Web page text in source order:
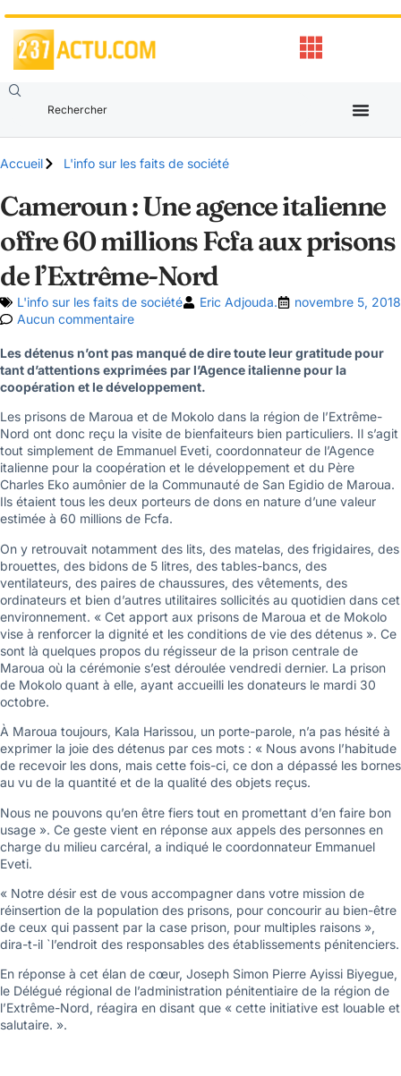
Accueil L'info sur les faits de société
Cameroun : Une agence italienne
offre 60 millions Fcfa aux prisons
de l’Extrême-Nord
L'info sur les faits de société Eric Adjouda.
novembre 5, 2018
Aucun commentaire
Les détenus n’ont pas manqué de dire toute leur gratitude pour
tant d’attentions exprimées par l’Agence italienne pour la
coopération et le développement.
Les prisons de Maroua et de Mokolo dans la région de l’Extrême-
Nord ont donc reçu la visite de bienfaiteurs bien particuliers. Il s’agit
tout simplement de Emmanuel Eveti, coordonnateur de l’Agence
italienne pour la coopération et le développement et du Père
Charles Eko aumônier de la Communauté de San Egidio de Maroua.
Ils étaient tous les deux porteurs de dons en nature d’une valeur
estimée à 60 millions de Fcfa.
On y retrouvait notamment des lits, des matelas, des frigidaires, des
brouettes, des bidons de 5 litres, des tables-bancs, des
ventilateurs, des paires de chaussures, des vêtements, des
ordinateurs et bien d’autres utilitaires sollicités au quotidien dans cet
environnement. « Cet apport aux prisons de Maroua et de Mokolo
vise à renforcer la dignité et les conditions de vie des détenus ». Ce
sont là quelques propos du régisseur de la prison centrale de
Maroua où la cérémonie s’est déroulée vendredi dernier. La prison
de Mokolo quant à elle, ayant accueilli les donateurs le mardi 30
octobre.
À Maroua toujours, Kala Harissou, un porte-parole, n’a pas hésité à
exprimer la joie des détenus par ces mots : « Nous avons l’habitude
de recevoir les dons, mais cette fois-ci, ce don a dépassé les bornes
au vu de la quantité et de la qualité des objets reçus.
Nous ne pouvons qu’en être fiers tout en promettant d’en faire bon
usage ». Ce geste vient en réponse aux appels des personnes en
charge du milieu carcéral, a indiqué le coordonnateur Emmanuel
Eveti.
« Notre désir est de vous accompagner dans votre mission de
réinsertion de la population des prisons, pour concourir au bien-être
de ceux qui passent par la case prison, pour multiples raisons »,
dira-t-il `l’endroit des responsables des établissements pénitenciers.
En réponse à cet élan de cœur, Joseph Simon Pierre Ayissi Biyegue,
le Délégué régional de l’administration pénitentiaire de la région de
l’Extrême-Nord, réagira en disant que « cette initiative est louable et
salutaire. ».